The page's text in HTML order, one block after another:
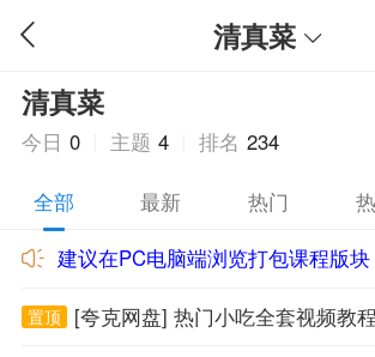
清真菜
清真菜
今日 0 主题 4 排名 234
全部 最新 热门
建议在PC电脑端浏览打包课程版块
置顶 [夸克网盘] 热门小吃全套视频教程资料（1360G